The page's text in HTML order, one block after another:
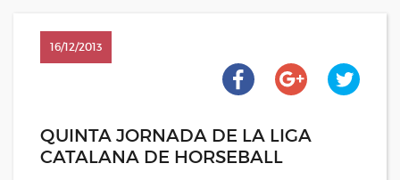
16/12/2013
QUINTA JORNADA DE LA LIGA
CATALANA DE HORSEBALL